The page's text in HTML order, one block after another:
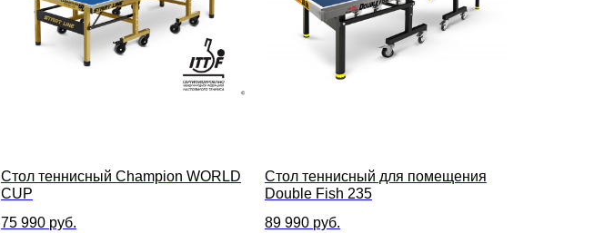
Стол теннисный Champion WORLD
CUP
75 990 руб.
Стол теннисный для помещения
Double Fish 235
89 990 руб.